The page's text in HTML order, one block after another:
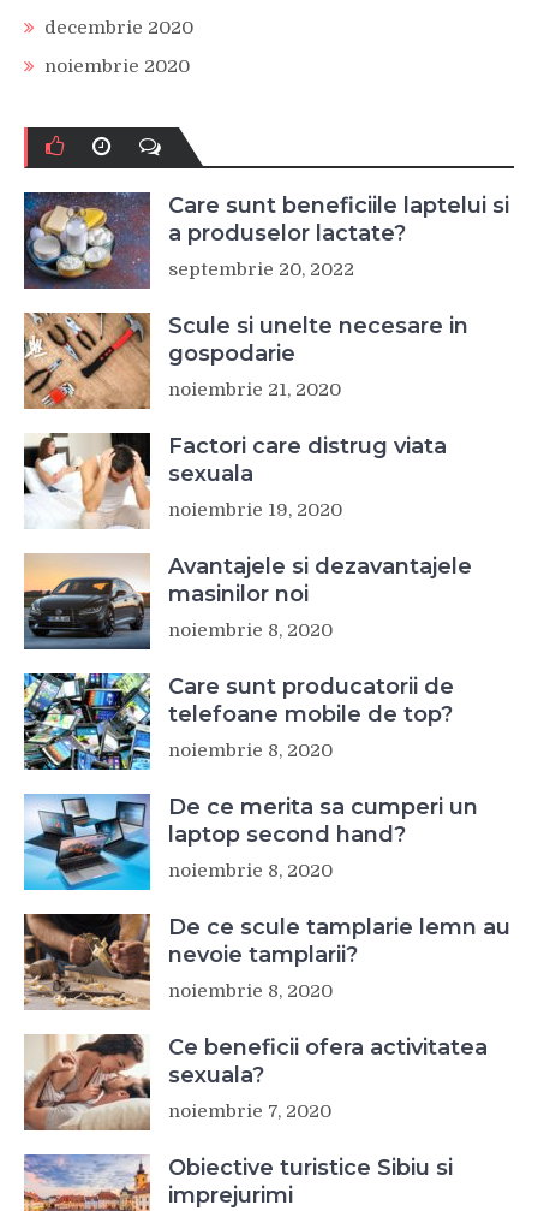
decembrie 2020
noiembrie 2020
Care sunt beneficiile laptelui si
a produselor lactate?
septembrie 20, 2022
Scule si unelte necesare in
gospodarie
noiembrie 21, 2020
Factori care distrug viata
sexuala
noiembrie 19, 2020
Avantajele si dezavantajele
masinilor noi
noiembrie 8, 2020
Care sunt producatorii de
telefoane mobile de top?
noiembrie 8, 2020
De ce merita sa cumperi un
laptop second hand?
noiembrie 8, 2020
De ce scule tamplarie lemn au
nevoie tamplarii?
noiembrie 8, 2020
Ce beneficii ofera activitatea
sexuala?
noiembrie 7, 2020
Obiective turistice Sibiu si
imprejurimi